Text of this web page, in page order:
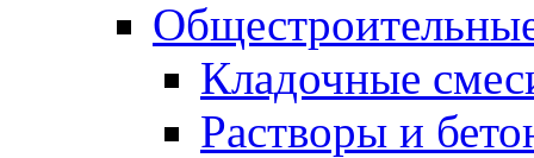
Кладочные
Растворы и